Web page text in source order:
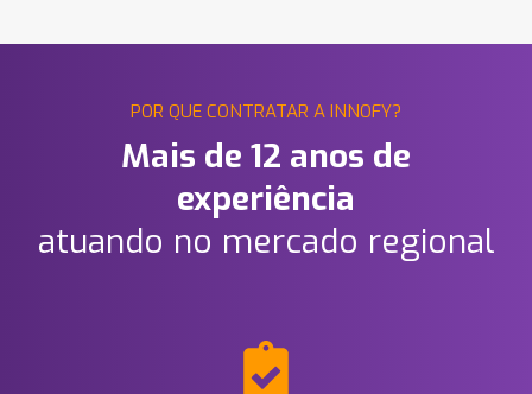
POR QUE CONTRATAR A INNOFY?
Mais de 12 anos de
experiência
atuando no mercado regional